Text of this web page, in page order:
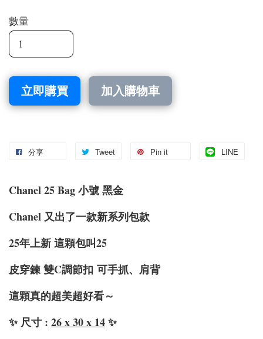
數量
立即購買 加入購物車
分享 Tweet Pin it LINE
Chanel 25 Bag 小號 黑金
Chanel 又出了一款新系列包款
25年上新 這顆包叫25
皮穿鍊 雙C調節扣 可手抓、肩背
這顆真的超美超好看～
✨ 尺寸 : 26 x 30 x 14✨